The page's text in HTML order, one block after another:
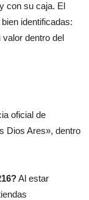
con su caja. El
identificadas:
dentro del
oficial de
Dios Ares», dentro
Al estar